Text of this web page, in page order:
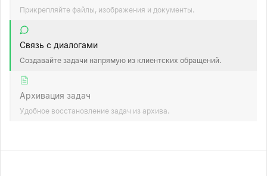
Прикрепляйте файлы, изображения и документы.
Связь с диалогами
Создавайте задачи напрямую из клиентских обращений.
Архивация задач
Удобное восстановление задач из архива.